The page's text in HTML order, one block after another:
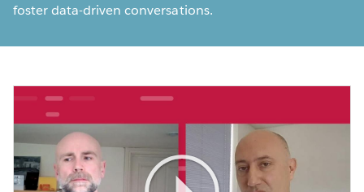
foster data-driven conversations.